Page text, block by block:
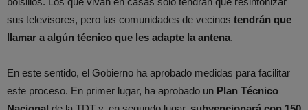
sus televisores, pero las comunidades de vecinos tendrán que
llamar a algún técnico que les adapte la antena.
En este sentido, el Gobierno ha aprobado medidas para facilitar
este proceso. En primer lugar, ha aprobado un Plan Técnico